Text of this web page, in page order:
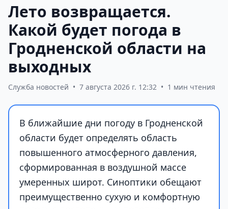
Лето возвращается.
Какой будет погода в
Гродненской области на
выходных
Служба новостей • 7 августа 2026 г. 12:32 • 1 мин чтения
В ближайшие дни погоду в Гродненской
области будет определять область
повышенного атмосферного давления,
сформированная в воздушной массе
умеренных широт. Синоптики обещают
преимущественно сухую и комфортную